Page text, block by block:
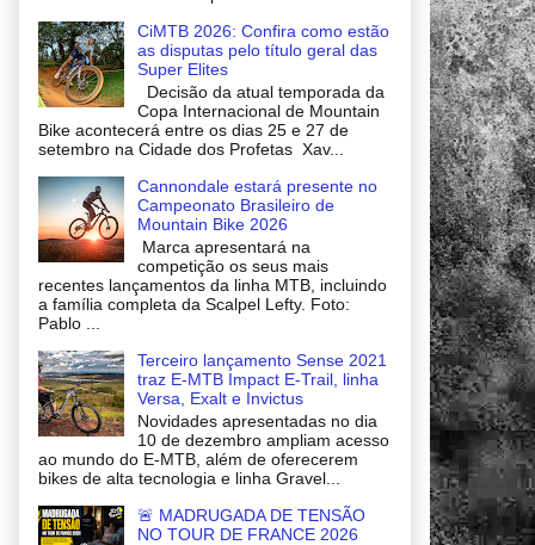
CiMTB 2026: Confira como estão
as disputas pelo título geral das
Super Elites
Decisão da atual temporada da
Copa Internacional de Mountain
Bike acontecerá entre os dias 25 e 27 de
setembro na Cidade dos Profetas Xav...
Cannondale estará presente no
Campeonato Brasileiro de
Mountain Bike 2026
Marca apresentará na
competição os seus mais
recentes lançamentos da linha MTB, incluindo
a família completa da Scalpel Lefty. Foto:
Pablo ...
Terceiro lançamento Sense 2021
traz E-MTB Impact E-Trail, linha
Versa, Exalt e Invictus
Novidades apresentadas no dia
10 de dezembro ampliam acesso
ao mundo do E-MTB, além de oferecerem
bikes de alta tecnologia e linha Gravel...
🚨 MADRUGADA DE TENSÃO
NO TOUR DE FRANCE 2026